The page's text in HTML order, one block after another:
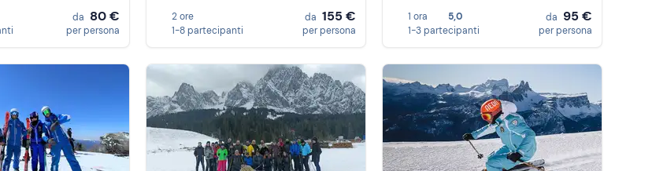
da 80 €
per persona
2 ore
1-8 partecipanti
da 155 €
per persona
1 ora
5,0
1-3 partecipanti
da 95 €
per persona